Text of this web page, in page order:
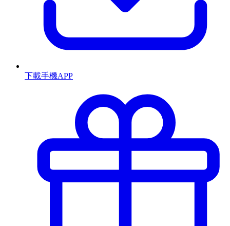
下載手機APP